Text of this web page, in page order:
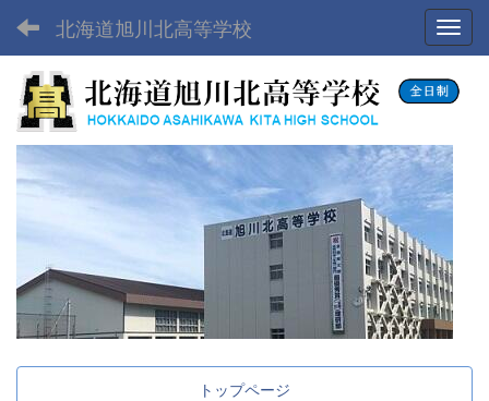
北海道旭川北高等学校
トップページ